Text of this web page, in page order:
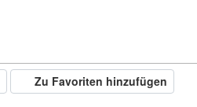
Zu Favoriten hinzufügen